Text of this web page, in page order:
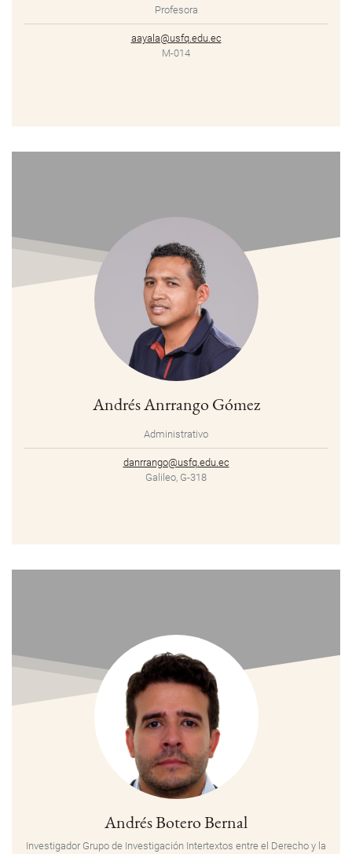
Profesora
aayala@usfq.edu.ec
M-014
Andrés Anrrango Gómez
Administrativo
danrrango@usfq.edu.ec
Galileo, G-318
Andrés Botero Bernal
Investigador Grupo de Investigación Intertextos entre el Derecho y la